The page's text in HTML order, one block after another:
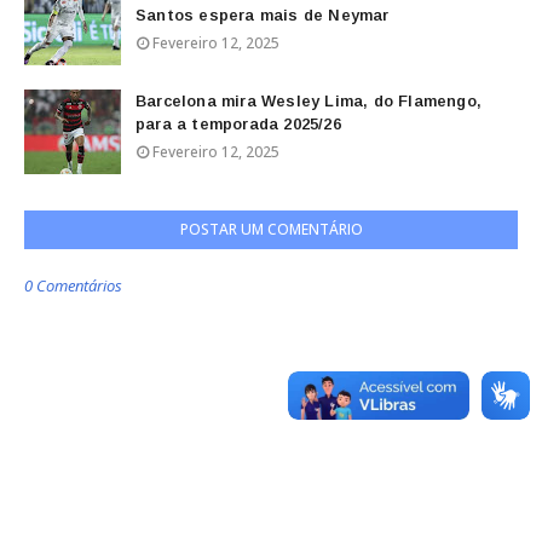
Santos espera mais de Neymar
Fevereiro 12, 2025
Barcelona mira Wesley Lima, do Flamengo,
para a temporada 2025/26
Fevereiro 12, 2025
POSTAR UM COMENTÁRIO
0 Comentários